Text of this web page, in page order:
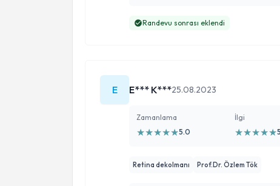
Randevu sonrası eklendi
E E*** K***25.08.2023
Zamanlama
★★★★★5.0
İlgi
★★★★★
Retina dekolmanı Prof.Dr. Özlem Tök